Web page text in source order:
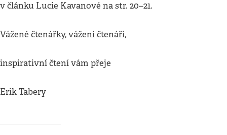
v článku Lucie Kavanové na str. 20–21.
Vážené čtenářky, vážení čtenáři,
inspirativní čtení vám přeje
Erik Tabery